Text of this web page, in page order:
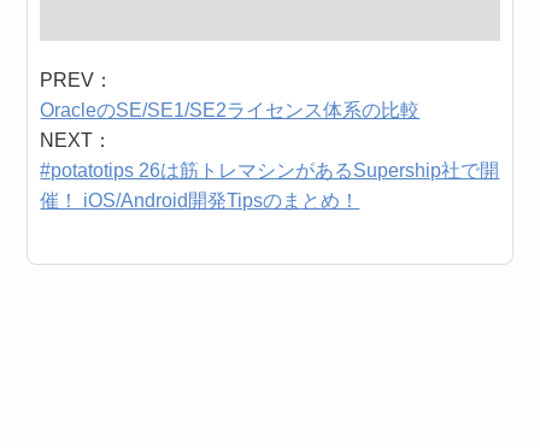
PREV：
OracleのSE/SE1/SE2ライセンス体系の比較
NEXT：
#potatotips 26は筋トレマシンがあるSupership社で開
催！ iOS/Android開発Tipsのまとめ！